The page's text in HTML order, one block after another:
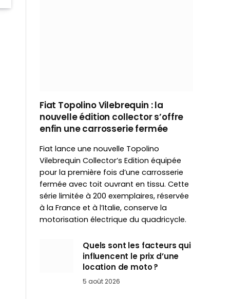
Fiat Topolino Vilebrequin : la
nouvelle édition collector s’offre
enfin une carrosserie fermée
Fiat lance une nouvelle Topolino
Vilebrequin Collector’s Edition équipée
pour la première fois d’une carrosserie
fermée avec toit ouvrant en tissu. Cette
série limitée à 200 exemplaires, réservée
à la France et à l’Italie, conserve la
motorisation électrique du quadricycle.
Quels sont les facteurs qui
influencent le prix d’une
location de moto ?
5 août 2026